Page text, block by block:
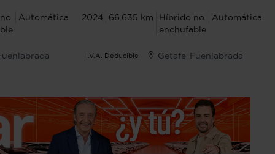
Automática 2024 66.635 km
Híbrido no
enchufable
Automática
I.V.A. Deducible Getafe-Fuenlabrada